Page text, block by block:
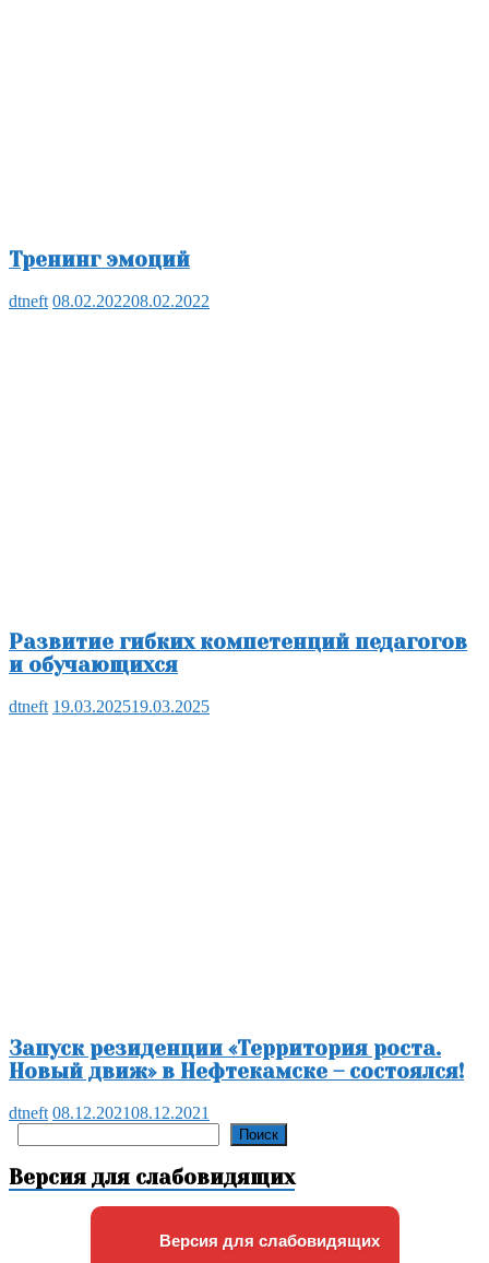
Тренинг эмоций
dtneft 08.02.202208.02.2022
Развитие гибких компетенций педагогов
и обучающихся
dtneft 19.03.202519.03.2025
Запуск резиденции «Территория роста.
Новый движ» в Нефтекамске – состоялся!
dtneft 08.12.202108.12.2021
Поиск
Версия для слабовидящих
Версия для слабовидящих